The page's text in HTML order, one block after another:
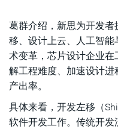
葛群介绍，新思为开发
移、设计上云、人工智
术变革，芯片设计企业
解工程难度、加速设计
产出率。
具体来看，开发左移（
软件开发工作。传统开